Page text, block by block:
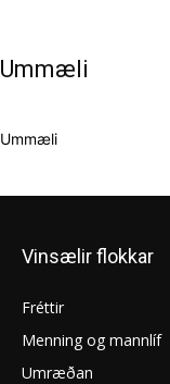
Ummæli
Ummæli
Vinsælir flokkar
Fréttir
Menning og mannlíf
Umræðan